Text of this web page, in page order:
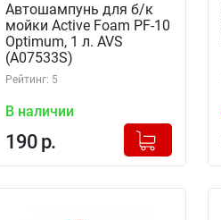
Автошампунь для б/к
мойки Active Foam PF-10
Optimum, 1 л. AVS
(A07533S)
Рейтинг: 5
В наличии
190 р.
+
Добавлено в корзину